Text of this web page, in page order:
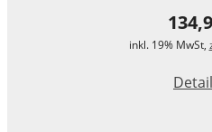
inkl. 19% MwSt,